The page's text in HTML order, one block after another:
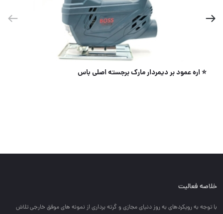
⭐️ اره عمود بر دیمردار مارک برجسته اصلی باس
خلاصه فعالیت
با توجه به رويكردهاي به روز دنياي مجازي و گرته برداري از نمونه هاي موفق خارجي تلاش